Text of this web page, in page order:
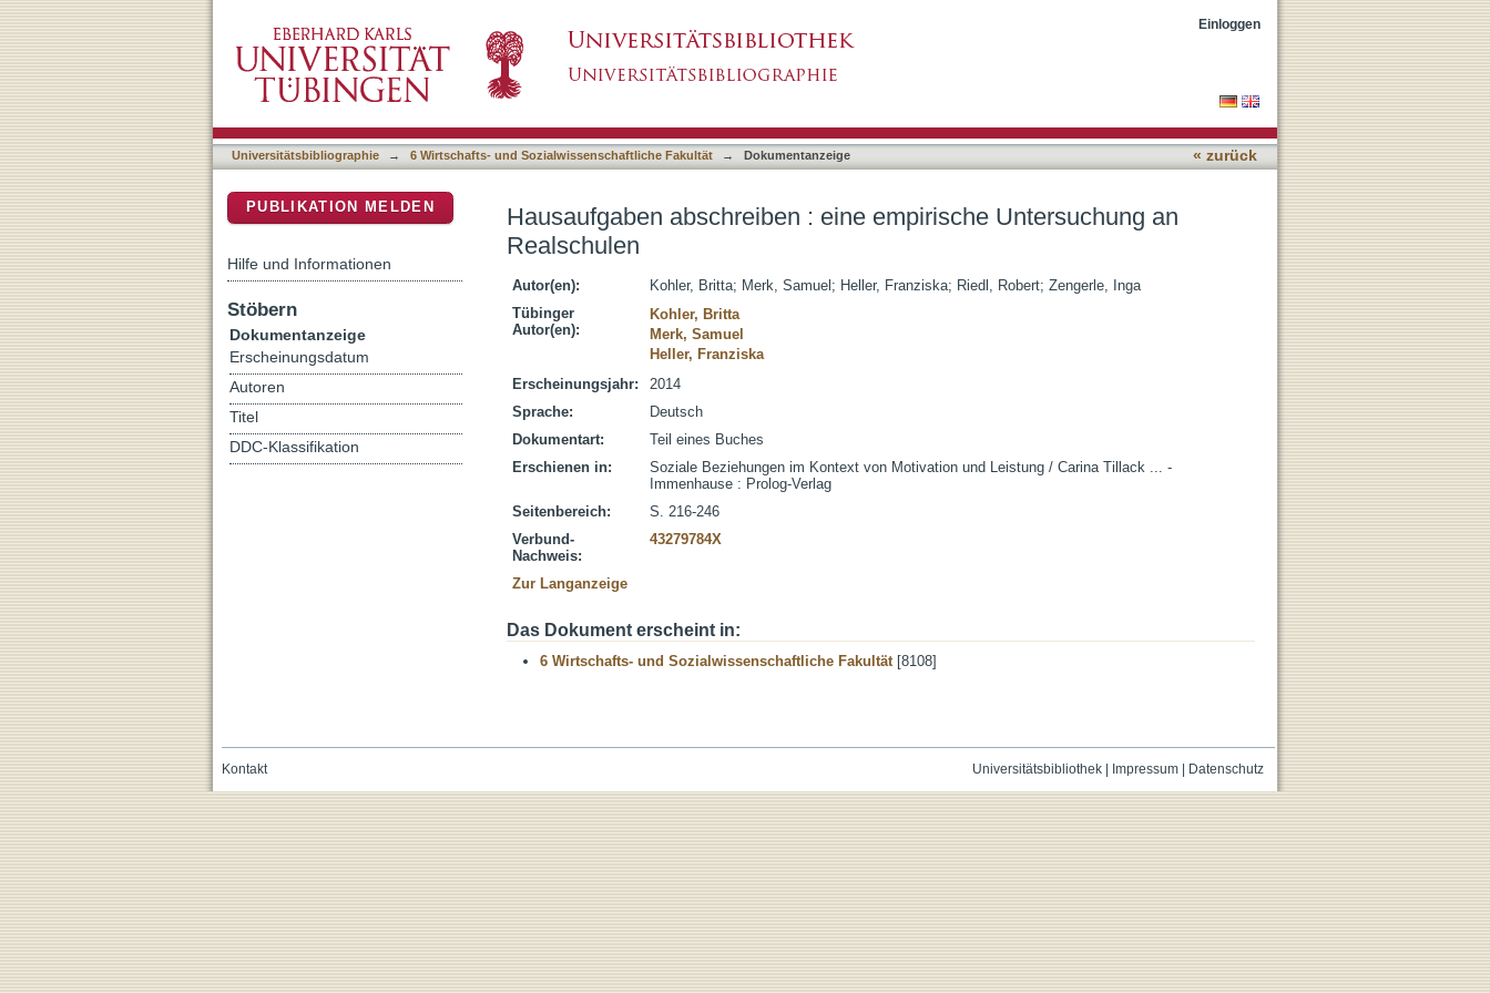
Einloggen
Universitätsbibliographie → 6 Wirtschafts- und Sozialwissenschaftliche Fakultät → Dokumentanzeige « zurück
Hausaufgaben abschreiben : eine empirische Untersuchung an
Realschulen
Autor(en): Kohler, Britta; Merk, Samuel ; Heller, Franziska; Riedl, Robert; Zengerle, Inga
Tübinger
Autor(en):
Kohler, Britta
Merk, Samuel
Heller, Franziska
Erscheinungsjahr:
2014
Sprache:
Deutsch
Dokumentart:
Teil eines Buches
Erschienen in:
Soziale Beziehungen im Kontext von Motivation und Leistung / Carina Tillack ... -
Immenhause : Prolog-Verlag
Seitenbereich:
S. 216-246
Verbund-
Nachweis:
43279784X
Zur Langanzeige
Das Dokument erscheint in:
6 Wirtschafts- und Sozialwissenschaftliche Fakultät[8108]
PUBLIKATION MELDEN
Hilfe und Informationen
Stöbern
Dokumentanzeige
Erscheinungsdatum
Autoren
Titel
DDC-Klassifikation
Universitätsbibliothek| Impressum| Datenschutz
Kontakt